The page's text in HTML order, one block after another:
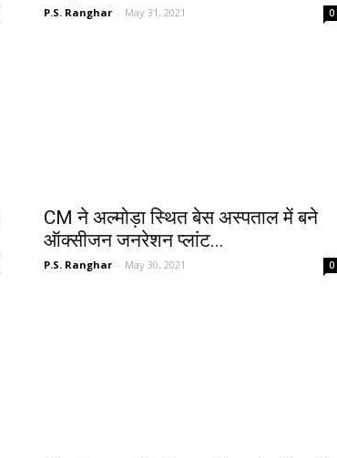
P.S. Ranghar - May 31, 2021 0
CM ने अल्मोड़ा स्थित बेस अस्पताल में बने
ऑक्सीजन जनरेशन प्लांट...
P.S. Ranghar - May 30, 2021 0